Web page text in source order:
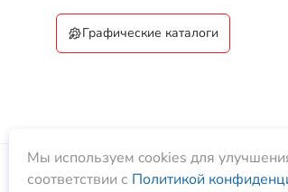
ТПК «Вездеход», 2026
Мы используем cookies для
соответствии с Политикой